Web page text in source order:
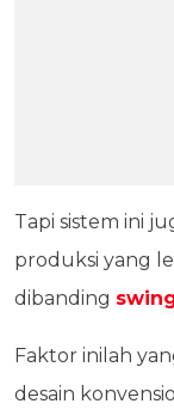
Tapi sistem ini
produksi yang
dibanding
Faktor inilah
desain